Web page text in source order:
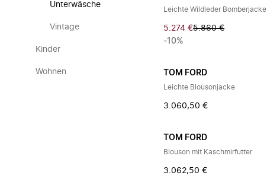
Unterwäsche
Vintage
Kinder
Wohnen
Leichte Wildleder Bomberjacke
5.274 €5.860 €
-10%
TOM FORD
Leichte Blousonjacke
3.060,50 €
TOM FORD
Blouson mit Kaschmirfutter
3.062,50 €